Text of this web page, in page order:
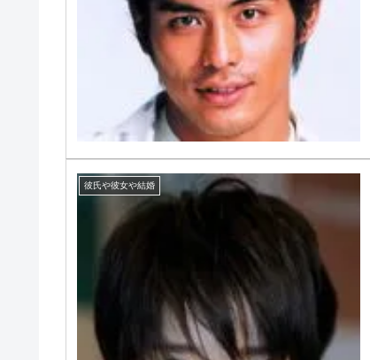
彼氏や彼女や結婚